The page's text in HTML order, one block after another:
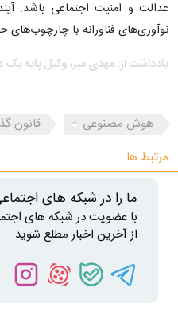
عدالت و امنیت اجتماعی باشد.
نوآوری‌های فناورانه با
یادداشت از: مهدی میر، وکیل پایه
هوش مصنوعی قانون
مرتبط ها
ما را در شبکه های
با عضویت در شبکه های
از آخرین اخبار مطلع شوید